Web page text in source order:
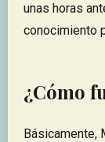
unas horas
conocimiento
¿Cómo
Básicamente,